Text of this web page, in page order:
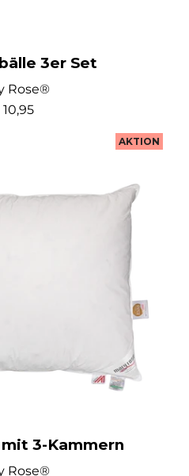
3er Set
Rose®
3-Kammern
AKTION
Rose®